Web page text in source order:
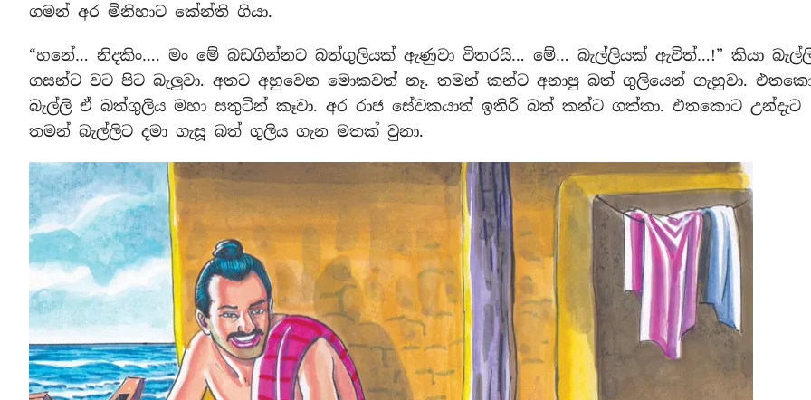
ගමන් අර මිනිහාට කේන්ති ගියා.
“හනේ… නිදකිං…. මං මේ බඩගින්නට බත්ගුලියක් ඇණුවා විතරයි… මේ… බැල්ලියක් ඇවිත්…!” කියා
ගසන්ට වට පිට බැලුවා. අතට අහුවෙන මොකවත් නෑ. තමන් කන්ට අනාපු බත් ගුලියෙන් ගැහුවා.
බැල්ලි ඒ බත්ගුලිය මහා සතුටින් කෑවා. අර රාජ සේවකයාත් ඉතිරි බත් කන්ට ගත්තා. එතකොට උන්දැට
තමන් බැල්ලිට දමා ගැසූ බත් ගුලිය ගැන මතක් වුනා.